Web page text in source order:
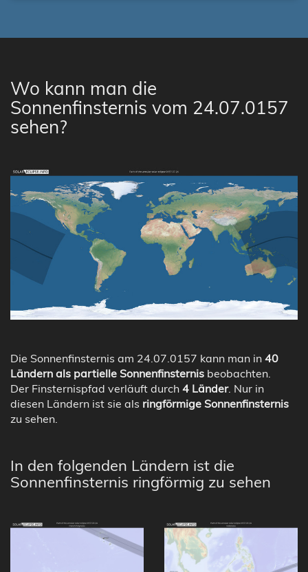
Wo kann man die
Sonnenfinsternis vom 24.07.0157
sehen?
Die Sonnenfinsternis am 24.07.0157 kann man in 40
Ländern als partielle Sonnenfinsternis beobachten.
Der Finsternispfad verläuft durch 4 Länder. Nur in
diesen Ländern ist sie als ringförmige Sonnenfinsternis
zu sehen.
In den folgenden Ländern ist die
Sonnenfinsternis ringförmig zu sehen